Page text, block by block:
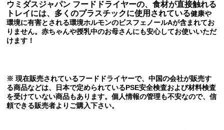
ウミダスジャパン フードドライヤーの、食材が直接触れる
トレイには、多くのプラスチックに使用されている健康や
環境に有害とされる環境ホルモンのビスフェノールAが含まれてお
りません。赤ちゃんや授乳中のお母さんにも安心してお使いいただ
けます！
※ 現在販売されているフードドライヤーで、中国の会社が販売す
る商品などは、日本で定められているPSE安全検査および材料検査
を受けていない商品もあります。個人情報の管理も不安なので、信
頼できる販売者よりご購入下さい。